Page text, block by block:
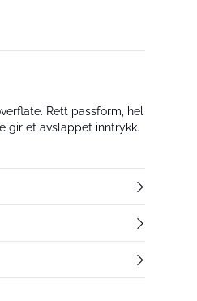
Rett passform, hel
gir et avslappet inntrykk.